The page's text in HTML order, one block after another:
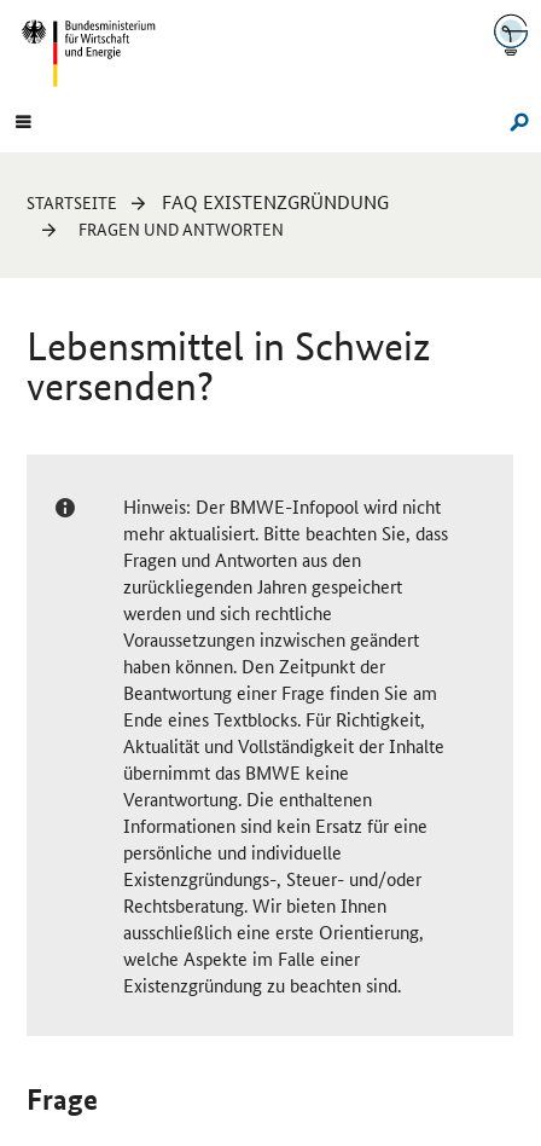
Navigation
Hauptmenü
Sie
sind
STARTSEITE FAQ EXISTENZGRÜNDUNG
FRAGEN UND ANTWORTEN
Lebensmittel in Schweiz
versenden?
Hinweis: Der BMWE-Infopool wird nicht
mehr aktualisiert. Bitte beachten Sie, dass
Fragen und Antworten aus den
zurückliegenden Jahren gespeichert
werden und sich rechtliche
Voraussetzungen inzwischen geändert
haben können. Den Zeitpunkt der
Beantwortung einer Frage finden Sie am
Ende eines Textblocks. Für Richtigkeit,
Aktualität und Vollständigkeit der Inhalte
übernimmt das BMWE keine
Verantwortung. Die enthaltenen
Informationen sind kein Ersatz für eine
persönliche und individuelle
Existenzgründungs-, Steuer- und/oder
Rechtsberatung. Wir bieten Ihnen
ausschließlich eine erste Orientierung,
welche Aspekte im Falle einer
Existenzgründung zu beachten sind.
Frage